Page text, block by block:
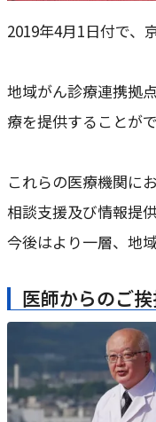
2019年4月1日付で、
地域がん診療連携拠
療を提供することが
これらの医療機関に
相談支援及び情報提
今後はより一層、地
医師からのご